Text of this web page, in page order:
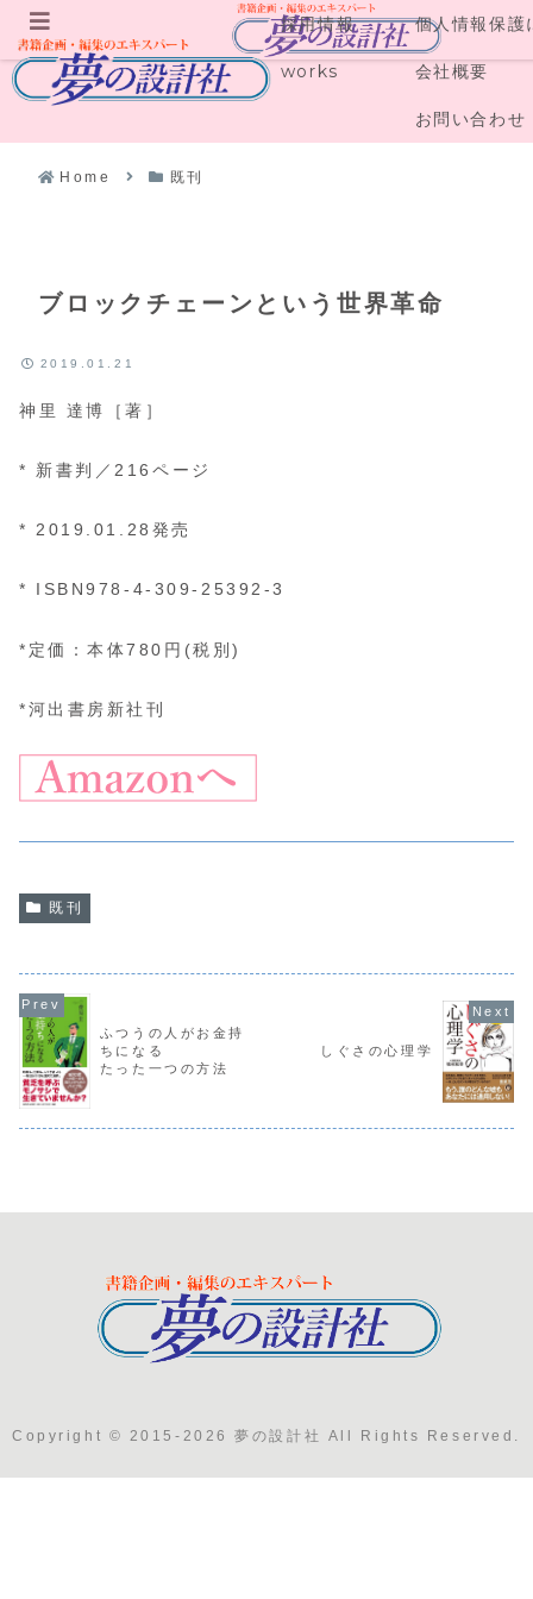
採用情報 個人情報保護
works 会社概要
お問い合わせ
Home 既刊
ブロックチェーンという世界革命
2019.01.21
神里 達博［著］
* 新書判／216ページ
* 2019.01.28発売
* ISBN978-4-309-25392-3
*定価：本体780円(税別)
*河出書房新社刊
既刊
ふつうの人がお金持
ちになる
たった一つの方法
しぐさの心理学
Copyright © 2015-2026 夢の設計社 All Rights Reserved.
メニュー